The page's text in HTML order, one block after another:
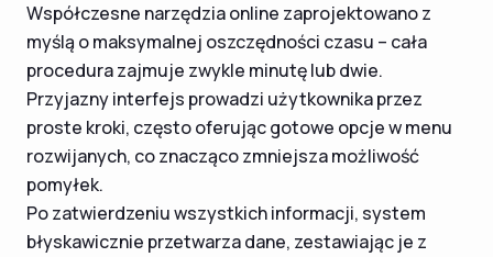
Współczesne narzędzia online zaprojektowano z
myślą o maksymalnej oszczędności czasu – cała
procedura zajmuje zwykle minutę lub dwie.
Przyjazny interfejs prowadzi użytkownika przez
proste kroki, często oferując gotowe opcje w menu
rozwijanych, co znacząco zmniejsza możliwość
pomyłek.
Po zatwierdzeniu wszystkich informacji, system
błyskawicznie przetwarza dane, zestawiając je z